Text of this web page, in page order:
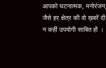
आपको घटनात्मक,
जैसे हर क्षेत्र की वो ख़बरें
न कहीं उपयोगी साबित हों ।